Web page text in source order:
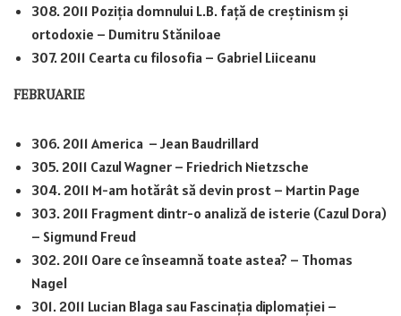
308. 2011 Poziția domnului L.B. față de creștinism și
ortodoxie – Dumitru Stăniloae
307. 2011 Cearta cu filosofia – Gabriel Liiceanu
FEBRUARIE
306. 2011 America – Jean Baudrillard
305. 2011 Cazul Wagner – Friedrich Nietzsche
304. 2011 M-am hotărât să devin prost – Martin Page
303. 2011 Fragment dintr-o analiză de isterie (Cazul Dora)
– Sigmund Freud
302. 2011 Oare ce înseamnă toate astea? – Thomas
Nagel
301. 2011 Lucian Blaga sau Fascinația diplomației –